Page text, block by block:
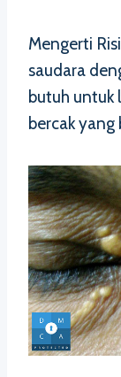
Mengerti
saudara
butuh untuk
bercak yang